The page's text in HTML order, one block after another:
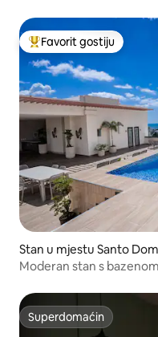
Glavni favorit gostiju
Favorit gostiju
Stan u mjestu Santo
Moderan stan s
Superdomaćin
Superdomaćin